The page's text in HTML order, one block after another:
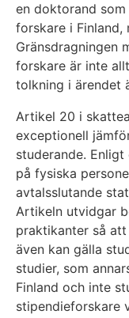
en doktorand
forskare i Finland,
Gränsdragningen
forskare är inte
tolkning i ärendet
Artikel 20 i
exceptionell
studerande.
på fysiska
avtalsslutande
Artikeln utvidgar
praktikanter så
även kan gälla
studier, som
Finland och inte
stipendieforskare